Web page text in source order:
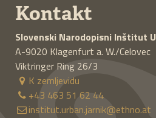
Kontakt
Slovenski Narodopisni Inštitut
A-9020 Klagenfurt a. W./Celovec
Viktringer Ring 26/3
K zemljevidu
+43 463 51 62 44
institut.urban.jarnik@ethno.at